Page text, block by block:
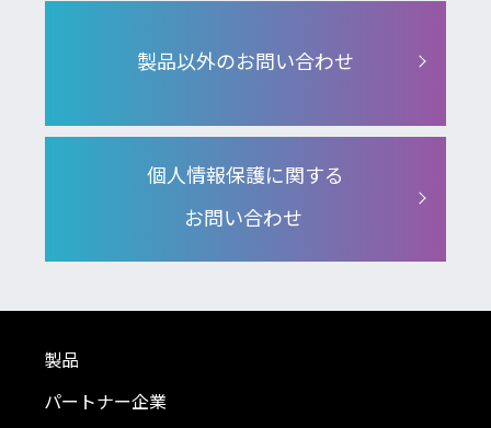
製品以外のお問い合わせ
個人情報保護に関する
お問い合わせ
製品
パートナー企業